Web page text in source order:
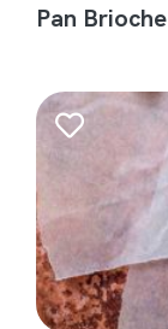
Pan Brioche